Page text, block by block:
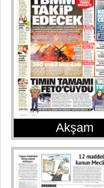
Akşam